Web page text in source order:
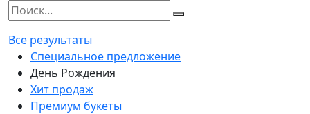
Все результаты
Специальное предложение
День Рождения
Хит продаж
Премиум букеты